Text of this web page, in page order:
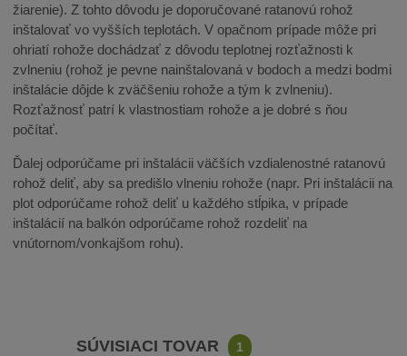
žiarenie). Z tohto dôvodu je doporučované ratanovú rohož
inštalovať vo vyšších teplotách. V opačnom prípade môže pri
ohriatí rohože dochádzať z dôvodu teplotnej rozťažnosti k
zvlneniu (rohož je pevne nainštalovaná v bodoch a medzi bodmi
inštalácie dôjde k zväčšeniu rohože a tým k zvlneniu).
Rozťažnosť patrí k vlastnostiam rohože a je dobré s ňou
počítať.
Ďalej odporúčame pri inštalácii väčších vzdialenostné ratanovú
rohož deliť, aby sa predišlo vlneniu rohože (napr. Pri inštalácii na
plot odporúčame rohož deliť u každého stĺpika, v prípade
inštalácií na balkón odporúčame rohož rozdeliť na
vnútornom/vonkajšom rohu).
SÚVISIACI TOVAR 1